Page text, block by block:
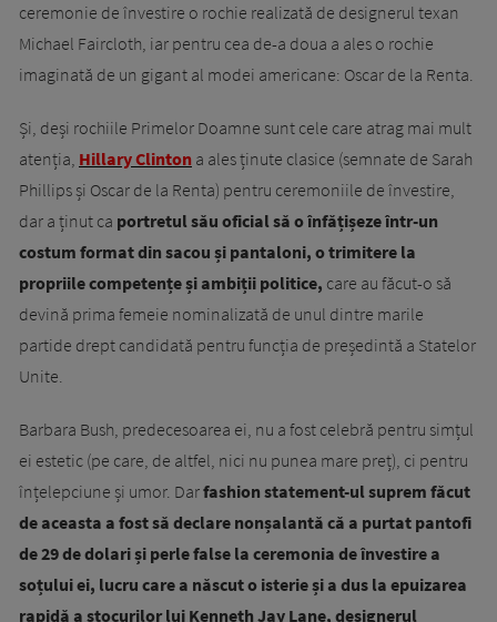
ceremonie de învestire o rochie realizată de designerul texan
Michael Faircloth, iar pentru cea de-a doua a ales o rochie
imaginată de un gigant al modei americane: Oscar de la Renta.
Și, deși rochiile Primelor Doamne sunt cele care atrag mai mult
atenția, Hillary Clinton a ales ținute clasice (semnate de Sarah
Phillips și Oscar de la Renta) pentru ceremoniile de învestire,
dar a ținut ca portretul său oficial să o înfățișeze într-un
costum format din sacou și pantaloni, o trimitere la
propriile competențe și ambiții politice, care au făcut-o să
devină prima femeie nominalizată de unul dintre marile
partide drept candidată pentru funcția de președintă a Statelor
Unite.
Barbara Bush, predecesoarea ei, nu a fost celebră pentru simțul
ei estetic (pe care, de altfel, nici nu punea mare preț), ci pentru
înțelepciune și umor. Darfashion statement-ul suprem făcut
de aceasta a fost să declare nonșalantă că a purtat pantofi
de 29 de dolari și perle false la ceremonia de învestire a
soțului ei, lucru care a născut o isterie și a dus la epuizarea
rapidă a stocurilor lui Kenneth Jay Lane, designerul